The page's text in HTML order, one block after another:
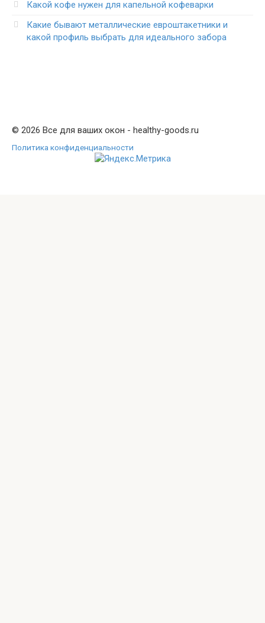
Какой кофе нужен для капельной кофеварки
Какие бывают металлические евроштакетники и
какой профиль выбрать для идеального забора
© 2026 Все для ваших окон - healthy-goods.ru
Политика конфиденциальности